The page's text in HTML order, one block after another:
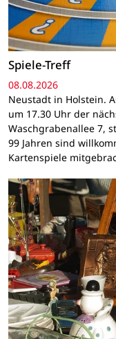
Spiele-Treff
08.08.2026
Neustadt in Holstein.
um 17.30 Uhr der
Waschgrabenallee 7,
99 Jahren sind
Kartenspiele